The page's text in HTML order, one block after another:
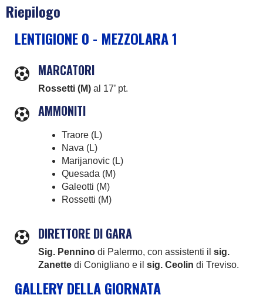
Riepilogo
LENTIGIONE 0 - MEZZOLARA 1
MARCATORI
Rossetti (M) al 17’ pt.
AMMONITI
Traore (L)
Nava (L)
Marijanovic (L)
Quesada (M)
Galeotti (M)
Rossetti (M)
DIRETTORE DI GARA
Sig. Pennino di Palermo, con assistenti il sig.
Zanette di Conigliano e il sig. Ceolin di Treviso.
GALLERY DELLA GIORNATA